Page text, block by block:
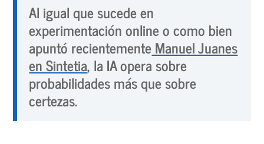
Al igual que sucede en
experimentación online o como bien
apuntó recientementeManuel Juanes
en Sintetia, la IA opera sobre
probabilidades más que sobre
certezas.